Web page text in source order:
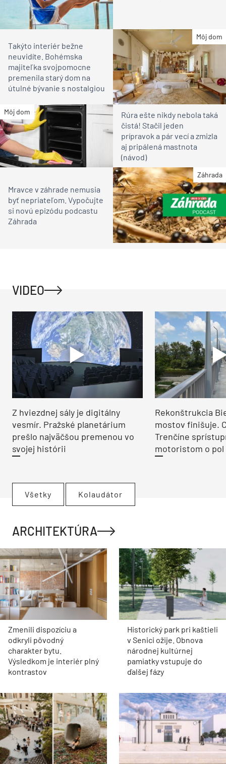
Môj dom
Takýto interiér bežne
neuvidíte. Bohémska
majiteľka svojpomocne
premenila starý dom na
útulné bývanie s nostalgiou
Môj dom
Rúra ešte nikdy nebola taká
čistá! Stačil jeden
prípravok a pár vecí a zmizla
aj pripálená mastnota
(návod)
Záhrada
Mravce v záhrade nemusia
byť nepriateľom. Vypočujte
si novú epizódu podcastu
Záhrada
VIDEO
Z hviezdnej sály je digitálny
vesmír. Pražské planetárium
prešlo najväčšou premenou vo
svojej histórii
Rekonštrukcia
mostov finišuje.
Trenčíne
motoristom o pol
Všetky Kolaudátor
ARCHITEKTÚRA
Zmenili dispozíciu a
odkryli pôvodný
charakter bytu.
Výsledkom je interiér plný
kontrastov
Historický park pri kaštieli
v Senici ožije. Obnova
národnej kultúrnej
pamiatky vstupuje do
ďalšej fázy